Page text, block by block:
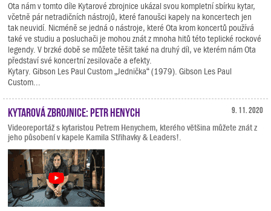
Ota nám v tomto díle Kytarové zbrojnice ukázal svou kompletní sbírku kytar,
včetně pár netradičních nástrojů, které fanoušci kapely na koncertech jen
tak neuvidí. Nicméně se jedná o nástroje, které Ota krom koncertů používá
také ve studiu a posluchači je mohou znát z mnoha hitů této teplické rockové
legendy. V brzké době se můžete těšit také na druhý díl, ve kterém nám Ota
představí své koncertní zesilovače a efekty.
Kytary. Gibson Les Paul Custom „Jednička“ (1979). Gibson Les Paul
Custom...
9. 11. 2020
Kytarová zbrojnice: Petr Henych
Videoreportáž s kytaristou Petrem Henychem, kterého většina můžete znát z
jeho působení v kapele Kamila Střihavky & Leaders!.